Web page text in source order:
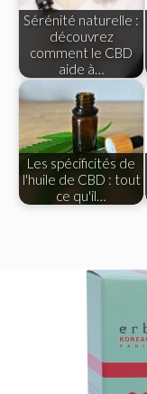
Sérénité naturelle :
découvrez
comment le CBD
aide à…
Les spécificités de
l'huile de CBD : tout
ce qu'il…